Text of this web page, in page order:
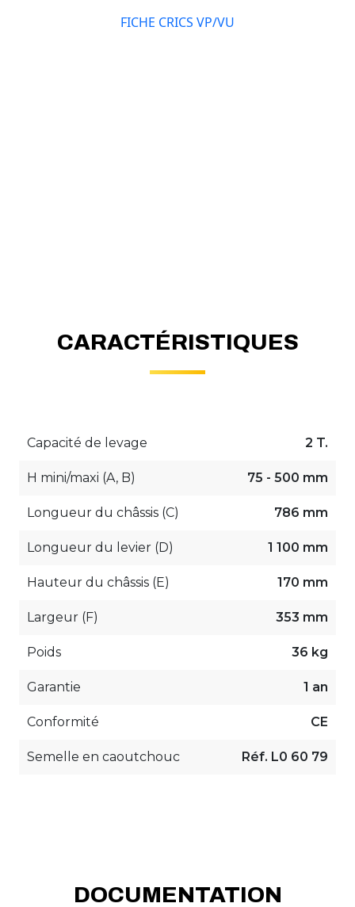
FICHE CRICS VP/VU
CARACTÉRISTIQUES
Capacité de levage 2 T.
H mini/maxi (A, B) 75 - 500 mm
Longueur du châssis (C) 786 mm
Longueur du levier (D) 1 100 mm
Hauteur du châssis (E) 170 mm
Largeur (F) 353 mm
Poids 36 kg
Garantie 1 an
Conformité CE
Semelle en caoutchouc Réf. L0 60 79
DOCUMENTATION